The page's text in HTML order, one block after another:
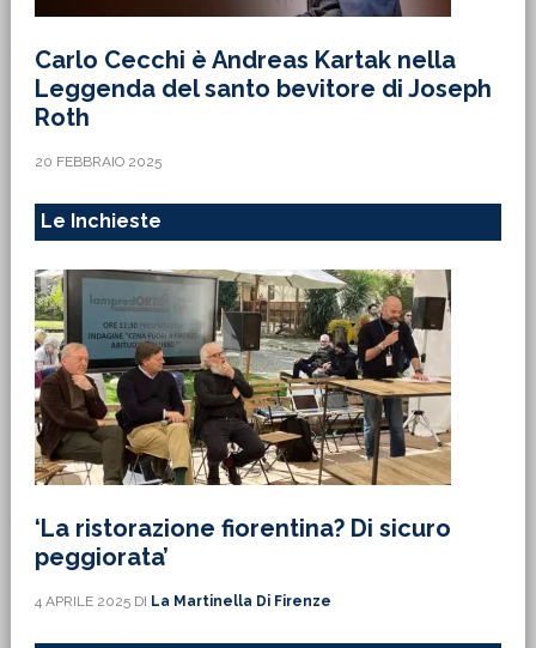
Carlo Cecchi è Andreas Kartak nella
Leggenda del santo bevitore di Joseph
Roth
20 FEBBRAIO 2025
Le Inchieste
‘La ristorazione fiorentina? Di sicuro
peggiorata’
4 APRILE 2025DI La Martinella Di Firenze